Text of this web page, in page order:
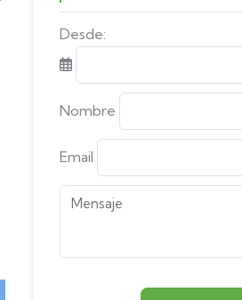
Desde:
Nombre
Email